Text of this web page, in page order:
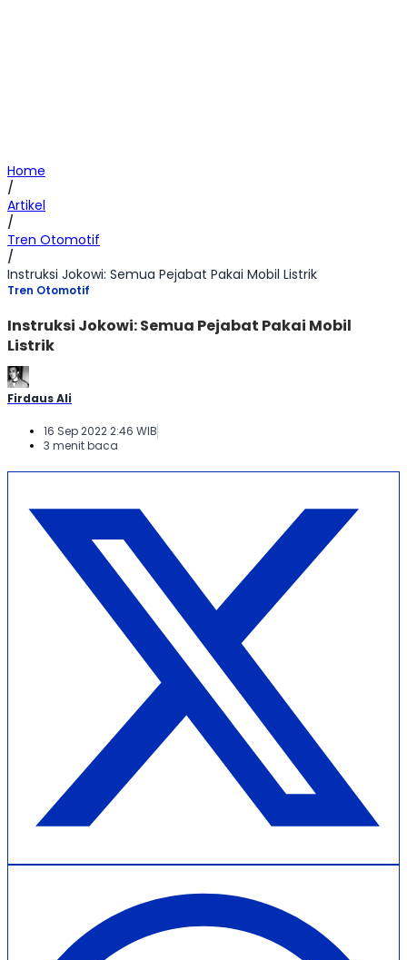
Home
/
Artikel
/
Tren Otomotif
/
Instruksi Jokowi: Semua Pejabat Pakai Mobil Listrik
Tren Otomotif
Instruksi Jokowi: Semua Pejabat Pakai Mobil
Listrik
Firdaus Ali
16 Sep 2022 2:46 WIB
3 menit baca